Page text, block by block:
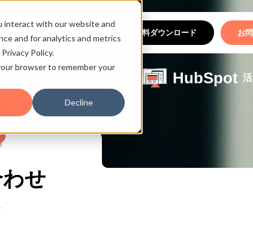
interact with our website and
and for analytics and metrics
Policy.
browser to remember your
Decline
資料ダウンロード お
HubSpot
せ